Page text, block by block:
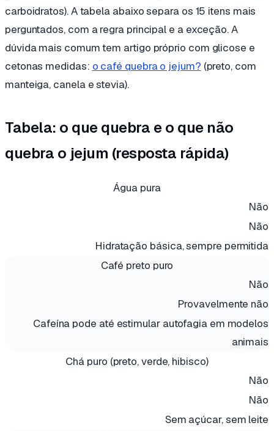
carboidratos). A tabela abaixo separa os 15 itens mais
perguntados, com a regra principal e a exceção. A
dúvida mais comum tem artigo próprio com glicose e
cetonas medidas: o café quebra o jejum? (preto, com
manteiga, canela e stevia).
Tabela: o que quebra e o que não
quebra o jejum (resposta rápida)
QUEBRA? (PERDA DE PESO / INSULINA)
Água pura
Não
Não
Hidratação básica, sempre permitida
Café preto puro
Não
Provavelmente não
Cafeína pode até estimular autofagia em modelos
animais
Chá puro (preto, verde, hibisco)
Não
Não
Sem açúcar, sem leite